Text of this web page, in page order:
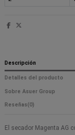
Descripción
Detalles del producto
Sobre Asuer Group
Reseñas(0)
El secador Magenta AG